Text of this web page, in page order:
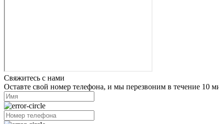
Свяжитесь с нами
Оставте свой номер телефона, и мы перезвоним в течение 10